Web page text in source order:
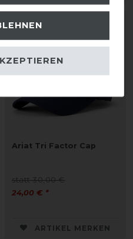
-20%
Ariat Tri Factor Cap
statt 30,00 €
24,00 € *
ARTIKEL MERKEN